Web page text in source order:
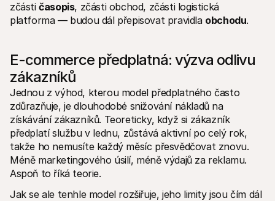
zčásti časopis, zčásti obchod, zčásti logistická
platforma — budou dál přepisovat pravidla obchodu.
E-commerce předplatná: výzva odlivu
zákazníků
Jednou z výhod, kterou model předplatného často
zdůrazňuje, je dlouhodobé snižování nákladů na
získávání zákazníků. Teoreticky, když si zákazník
předplatí službu v lednu, zůstává aktivní po celý rok,
takže ho nemusíte každý měsíc přesvědčovat znovu.
Méně marketingového úsilí, méně výdajů za reklamu.
Aspoň to říká teorie.
Jak se ale tenhle model rozšiřuje, jeho limity jsou čím dál